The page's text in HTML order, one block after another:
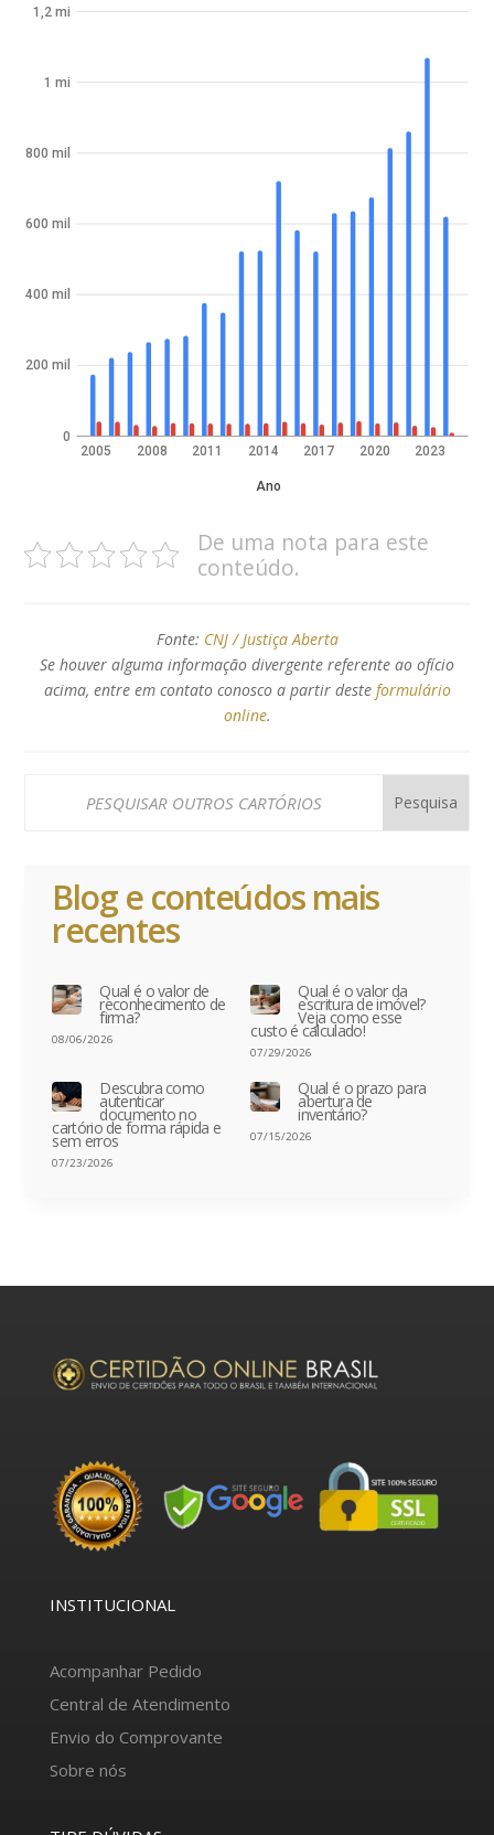
2005 2008 2011 2014 2017 2020 2023
Ano
0
200 mil
400 mil
600 mil
800 mil
1 mi
1,2 mi
De uma nota para este
conteúdo.
Fonte: CNJ / Justiça Aberta
Se houver alguma informação divergente referente ao ofício
acima, entre em contato conosco a partir deste formulário
online.
Blog e conteúdos mais
recentes
Qual é o valor de
reconhecimento de
firma?
08/06/2026
Qual é o valor da
escritura de imóvel?
Veja como esse
custo é calculado!
07/29/2026
Descubra como
autenticar
documento no
cartório de forma rápida e
sem erros
07/23/2026
Qual é o prazo para
abertura de
inventário?
07/15/2026
INSTITUCIONAL
Acompanhar Pedido
Central de Atendimento
Envio do Comprovante
Sobre nós